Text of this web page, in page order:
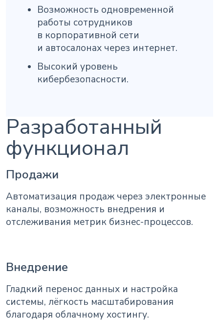
Возможность одновременной
работы сотрудников
в корпоративной сети
и автосалонах через интернет.
Высокий уровень
кибербезопасности.
Разработанный
функционал
Продажи
Автоматизация продаж через электронные
каналы, возможность внедрения и
отслеживания метрик бизнес-процессов.
Внедрение
Гладкий перенос данных и настройка
системы, лёгкость масштабирования
благодаря облачному хостингу.